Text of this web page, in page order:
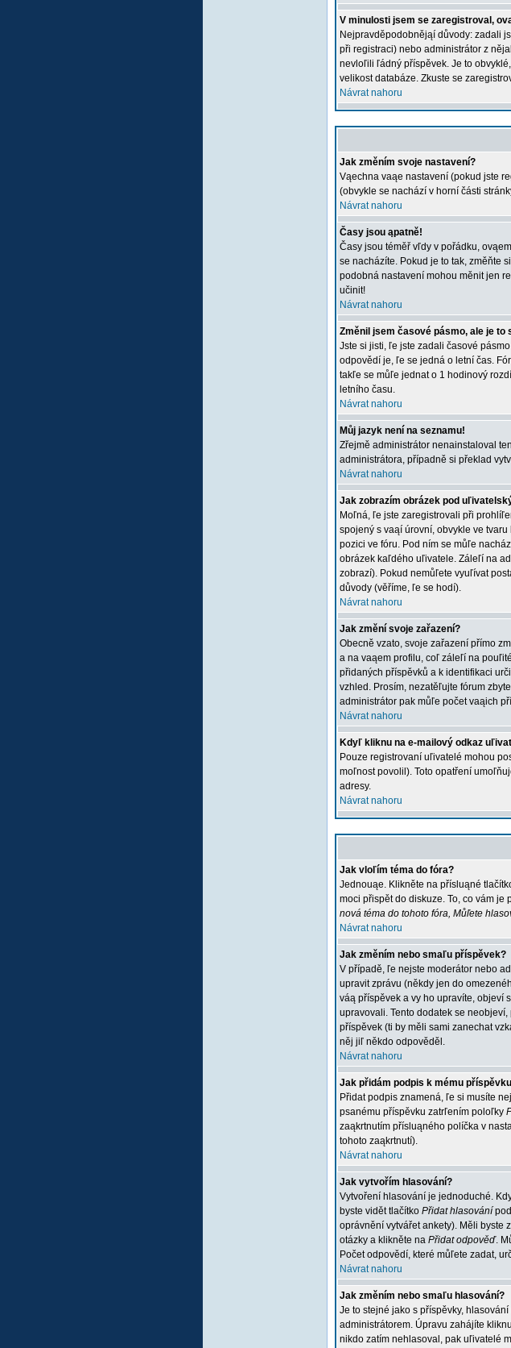
V minulosti jsem se zaregistroval,
Nejpravděpodobnějąí důvody: zadali
při registraci) nebo administrátor z
nevloľili ľádný příspěvek. Je to
velikost databáze. Zkuste se
Návrat nahoru
Jak změním svoje nastavení?
Vąechna vaąe nastavení (pokud jste
(obvykle se nachází v horní části
Návrat nahoru
Časy jsou ąpatně!
Časy jsou téměř vľdy v pořádku,
se nacházíte. Pokud je to tak, změňte
podobná nastavení mohou měnit jen
učinit!
Návrat nahoru
Změnil jsem časové pásmo, ale je to
Jste si jisti, ľe jste zadali časové
odpovědí je, ľe se jedná o letní čas.
takľe se můľe jednat o 1 hodinový
letního času.
Návrat nahoru
Můj jazyk není na seznamu!
Zřejmě administrátor nenainstaloval
administrátora, případně si překlad
Návrat nahoru
Jak zobrazím obrázek pod
Moľná, ľe jste zaregistrovali při
spojený s vaąí úrovní, obvykle ve
pozici ve fóru. Pod ním se můľe
obrázek kaľdého uľivatele. Záleľí na
zobrazí). Pokud nemůľete vyuľívat
důvody (věříme, ľe se hodí).
Návrat nahoru
Jak změní svoje zařazení?
Obecně vzato, svoje zařazení přímo
a na vaąem profilu, coľ záleľí na
přidaných příspěvků a k identifikaci
vzhled. Prosím, nezatěľujte fórum
administrátor pak můľe počet vaąich
Návrat nahoru
Kdyľ kliknu na e-mailový odkaz
Pouze registrovaní uľivatelé mohou
moľnost povolil). Toto opatření
adresy.
Návrat nahoru
Jak vloľím téma do fóra?
Jednouąe. Klikněte na přísluąné
moci přispět do diskuze. To, co vám
nová téma do tohoto fóra, Můľete
Návrat nahoru
Jak změním nebo smaľu příspěvek?
V případě, ľe nejste moderátor nebo
upravit zprávu (někdy jen do
váą příspěvek a vy ho upravíte, objeví
upravovali. Tento dodatek se
příspěvek (ti by měli sami zanechat
něj jiľ někdo odpověděl.
Návrat nahoru
Jak přidám podpis k mému
Přidat podpis znamená, ľe si musíte
psanému příspěvku zatrľením poloľky
zaąkrtnutím přísluąného políčka v
tohoto zaąkrtnutí).
Návrat nahoru
Jak vytvořím hlasování?
Vytvoření hlasování je jednoduché.
byste vidět tlačítko Přidat hlasování
oprávnění vytvářet ankety). Měli byste
otázky a klikněte na Přidat odpověď.
Počet odpovědí, které můľete zadat,
Návrat nahoru
Jak změním nebo smaľu hlasování?
Je to stejné jako s příspěvky,
administrátorem. Úpravu zahájíte
nikdo zatím nehlasoval, pak uľivatelé